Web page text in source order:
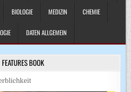
BIOLOGIE MEDIZIN CHEMIE
DATEN ALLGEMEIN
FEATURES BOOK